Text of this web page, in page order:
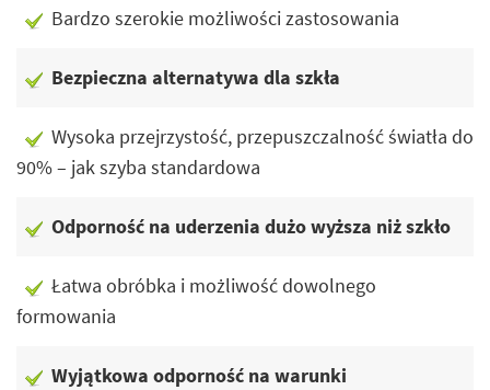
Bardzo szerokie możliwości zastosowania
Bezpieczna alternatywa dla szkła
Wysoka przejrzystość, przepuszczalność światła do
90% – jak szyba standardowa
Odporność na uderzenia dużo wyższa niż szkło
Łatwa obróbka i możliwość dowolnego
formowania
Wyjątkowa odporność na warunki